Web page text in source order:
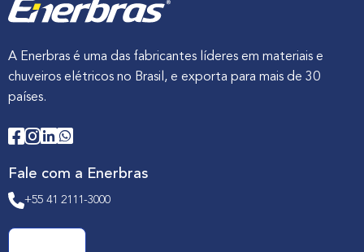
A Enerbras é uma das fabricantes líderes em materiais e
chuveiros elétricos no Brasil, e exporta para mais de 30
países.
Fale com a Enerbras
+55 41 2111-3000